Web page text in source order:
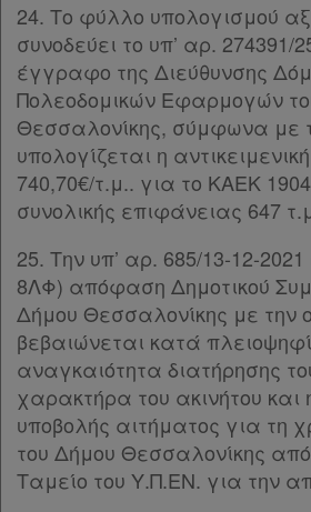
24. Το φύλλο υπολογισμού
συνοδεύει το υπ’ αρ. 274391/
έγγραφο της Διεύθυνσης
Πολεοδομικών Εφαρμογών
Θεσσαλονίκης, σύμφωνα με
υπολογίζεται η
740,70€/τ.μ.. για το ΚΑΕΚ
συνολικής επιφάνειας 647
25. Την υπ’ αρ. 685/13-12-
8ΛΦ) απόφαση Δημοτικού
Δήμου Θεσσαλονίκης με την
βεβαιώνεται κατά
αναγκαιότητα διατήρησης
χαρακτήρα του ακινήτου και
υποβολής αιτήματος για τη
του Δήμου Θεσσαλονίκης
Ταμείο του Υ.Π.ΕΝ. για την